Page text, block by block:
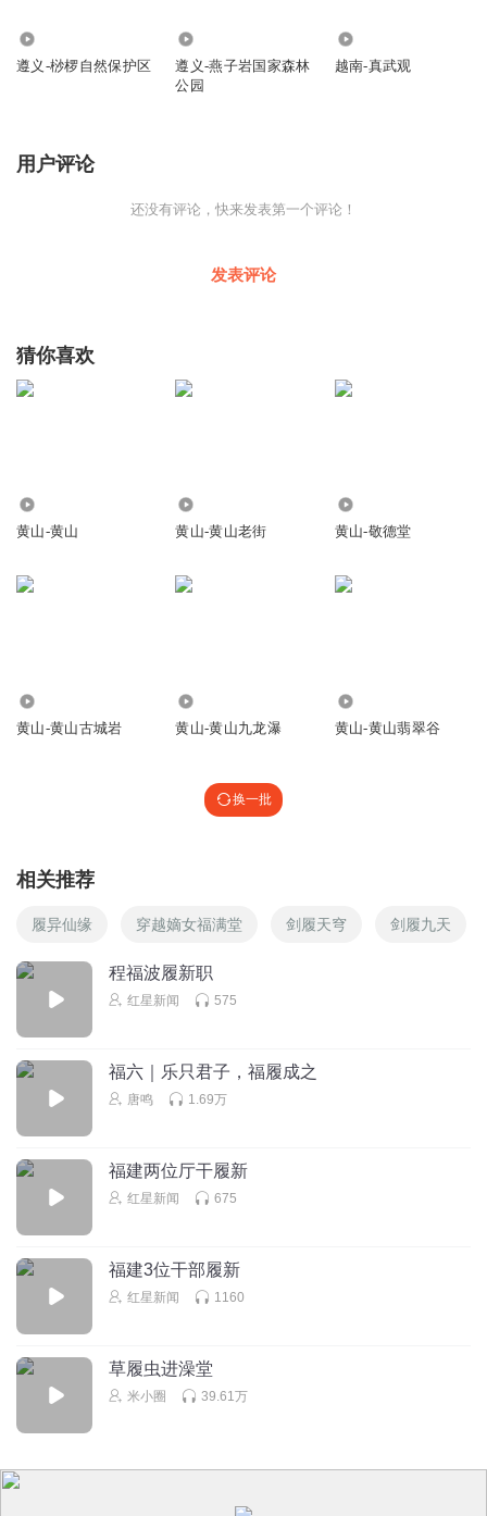
遵义-桫椤自然保护区
遵义-燕子岩国家森林
公园
越南-真武观
用户评论
还没有评论，快来发表第一个评论！
发表评论
猜你喜欢
黄山-黄山 黄山-黄山老街 黄山-敬德堂
黄山-黄山古城岩 黄山-黄山九龙瀑 黄山-黄山翡翠谷
换一批
相关推荐
履异仙缘 穿越嫡女福满堂 剑履天穹 剑履九天
程福波履新职
红星新闻 575
福六｜乐只君子，福履成之
唐鸣 1.69万
福建两位厅干履新
红星新闻 675
福建3位干部履新
红星新闻 1160
草履虫进澡堂
米小圈 39.61万